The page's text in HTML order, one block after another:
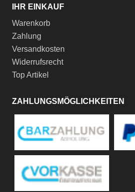
IHR EINKAUF
Warenkorb
Zahlung
Versandkosten
Widerrufsrecht
Top Artikel
ZAHLUNGSMÖGLICHKEITEN